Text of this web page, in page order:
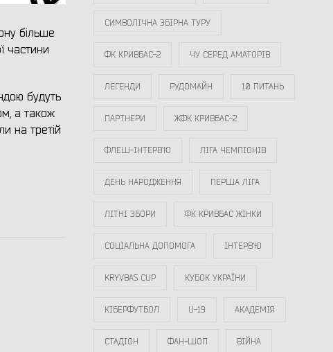
більше
частини
будуть
а також
на третій
СИМВОЛІЧНА ЗБІРНА ТУРУ
ФК КРИВБАС-2 ЧУ СЕРЕД АМАТОРІВ
ЛЕГЕНДИ РУДОМАЙН 10 ПИТАНЬ
ПАРТНЕРИ ЖФК КРИВБАС-2
ФЛЕШ-ІНТЕРВ`Ю ЛІГА ЧЕМПІОНІВ
ДЕНЬ НАРОДЖЕННЯ ПЕРША ЛІГА
ЛІТНІ ЗБОРИ ФК КРИВБАС ЖІНКИ
СОЦІАЛЬНА ДОПОМОГА ІНТЕРВ`Ю
KRYVBAS CUP КУБОК УКРАЇНИ
КІБЕРФУТБОЛ U-19 АКАДЕМІЯ
СТАДІОН ФАН-ШОП ВІЙНА